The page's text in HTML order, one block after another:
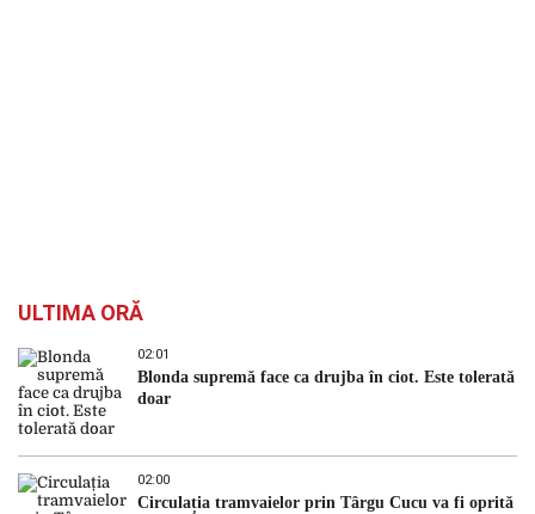
ULTIMA ORĂ
02:01
Blonda supremă face ca drujba în ciot. Este tolerată
doar
02:00
Circulația tramvaielor prin Târgu Cucu va fi oprită